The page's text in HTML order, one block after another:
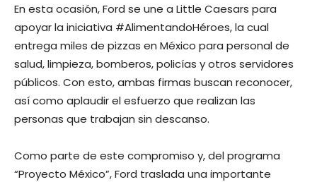
En esta ocasión, Ford se une a Little Caesars para
apoyar la iniciativa #AlimentandoHéroes, la cual
entrega miles de pizzas en México para personal de
salud, limpieza, bomberos, policías y otros servidores
públicos. Con esto, ambas firmas buscan reconocer,
así como aplaudir el esfuerzo que realizan las
personas que trabajan sin descanso.
Como parte de este compromiso y, del programa
“Proyecto México”, Ford traslada una importante